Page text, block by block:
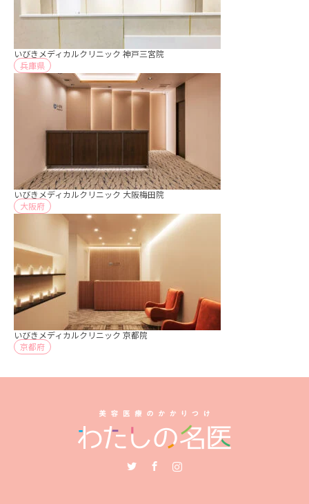
いびきメディカルクリニック 神戸三宮院
兵庫県
いびきメディカルクリニック 大阪梅田院
大阪府
いびきメディカルクリニック 京都院
京都府